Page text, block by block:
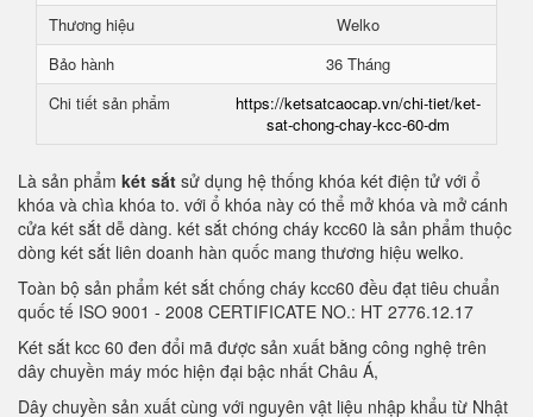
Thương hiệu
Welko
Bảo hành
36 Tháng
Chi tiết sản phẩm
https://ketsatcaocap.vn/chi-tiet/ket-
sat-chong-chay-kcc-60-dm
Là sản phẩm két sắt sử dụng hệ thống khóa két điện tử với ổ
khóa và chìa khóa to. với ổ khóa này có thể mở khóa và mở cánh
cửa két sắt dễ dàng. két sắt chóng cháy kcc60 là sản phẩm thuộc
dòng két sắt liên doanh hàn quốc mang thương hiệu welko.
Toàn bộ sản phẩm két sắt chống cháy kcc60 đều đạt tiêu chuẩn
quốc tế ISO 9001 - 2008 CERTIFICATE NO.: HT 2776.12.17
Két sắt kcc 60 đen đổi mã được sản xuất bằng công nghệ trên
dây chuyền máy móc hiện đại bậc nhất Châu Á,
Dây chuyền sản xuất cùng với nguyên vật liệu nhập khẩu từ Nhật